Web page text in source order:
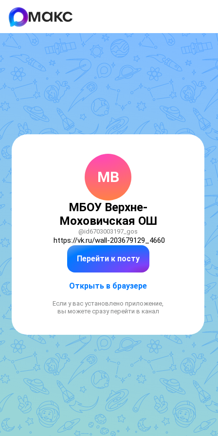
МВ
МБОУ Верхне-
Моховичская ОШ
@id6703003197_gos
https://vk.ru/wall-203679129_4660
Перейти к посту
Открыть в браузере
Если у вас установлено приложение,
вы можете сразу перейти в канал